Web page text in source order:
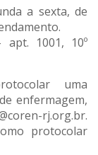
a sexta, de
apt. 1001, 10º
uma
enfermagem,
rj.org.br.
protocolar